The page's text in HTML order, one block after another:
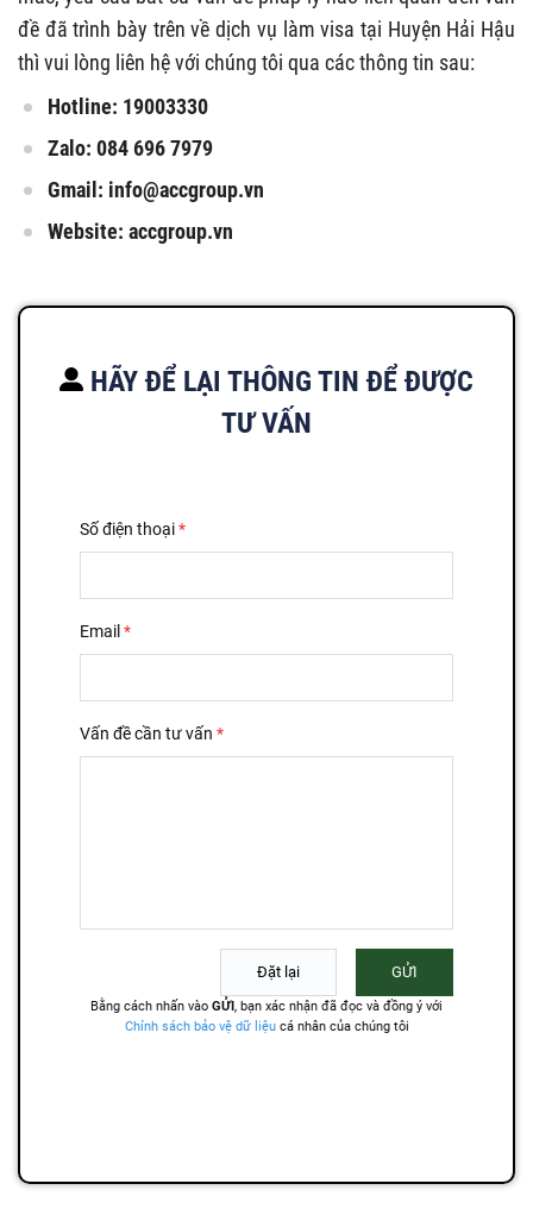
đề đã trình bày trên về dịch vụ làm visa tại Huyện Hải Hậu
thì vui lòng liên hệ với chúng tôi qua các thông tin sau:
Hotline: 19003330
Zalo: 084 696 7979
Gmail: info@accgroup.vn
Website: accgroup.vn
HÃY ĐỂ LẠI THÔNG TIN ĐỂ ĐƯỢC
TƯ VẤN